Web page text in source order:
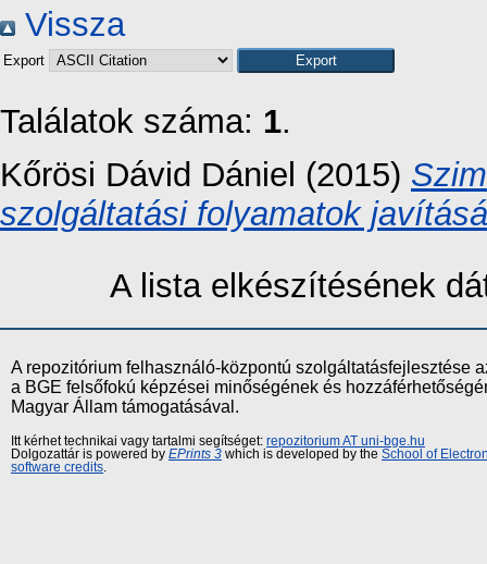
Vissza
Export
Találatok száma: 1.
Kőrösi Dávid Dániel (2015)
szolgáltatási folyamatok
A lista elkészítésének
A repozitórium felhasználó-központú szolgáltatásfejlesztése
a BGE felsőfokú képzései minőségének és
Magyar Állam támogatásával.
Itt kérhet technikai vagy tartalmi segítséget: repozitorium AT uni-bge.hu
Dolgozattár is powered by EPrints 3 which is developed by the School of
software credits